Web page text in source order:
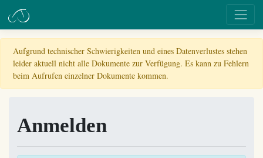
Aufgrund technischer Schwierigkeiten und eines Datenverlustes stehen
leider aktuell nicht alle Dokumente zur Verfügung. Es kann zu Fehlern
beim Aufrufen einzelner Dokumente kommen.
Anmelden